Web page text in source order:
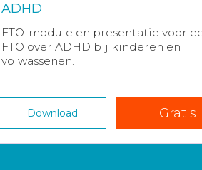
ADHD
FTO-module en presentatie voor
FTO over ADHD bij kinderen en
volwassenen.
Download Gratis